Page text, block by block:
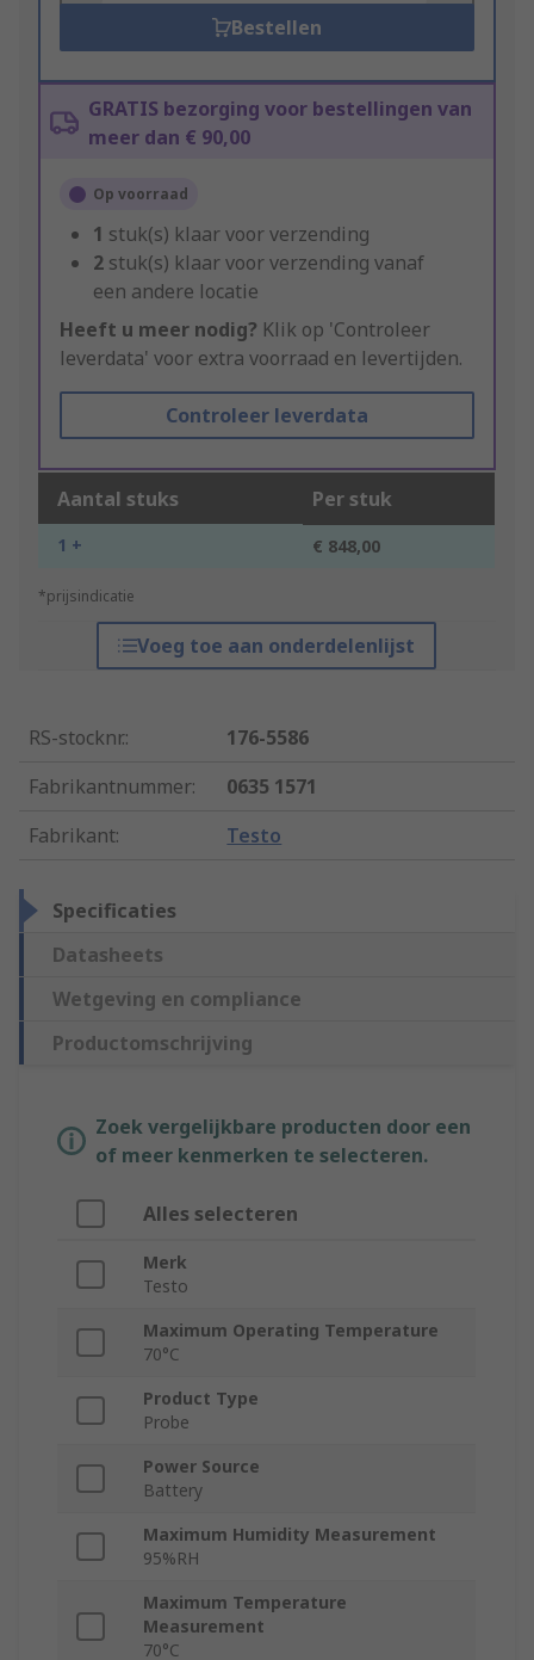
Bestellen
GRATIS bezorging voor bestellingen van
meer dan € 90,00
Op voorraad
1 stuk(s) klaar voor verzending
2 stuk(s) klaar voor verzending vanaf
een andere locatie
Heeft u meer nodig? Klik op 'Controleer
leverdata' voor extra voorraad en levertijden.
Controleer leverdata
Aantal stuks Per stuk
1 + € 848,00
*prijsindicatie
Voeg toe aan onderdelenlijst
RS-stocknr.:
176-5586
Fabrikantnummer:
0635 1571
Fabrikant: Testo
Specificaties
Datasheets
Wetgeving en compliance
Productomschrijving
Zoek vergelijkbare producten door een
of meer kenmerken te selecteren.
Alles selecteren
Merk
Testo
Maximum Operating Temperature
70°C
Product Type
Probe
Power Source
Battery
Maximum Humidity Measurement
95%RH
Maximum Temperature
Measurement
70°C